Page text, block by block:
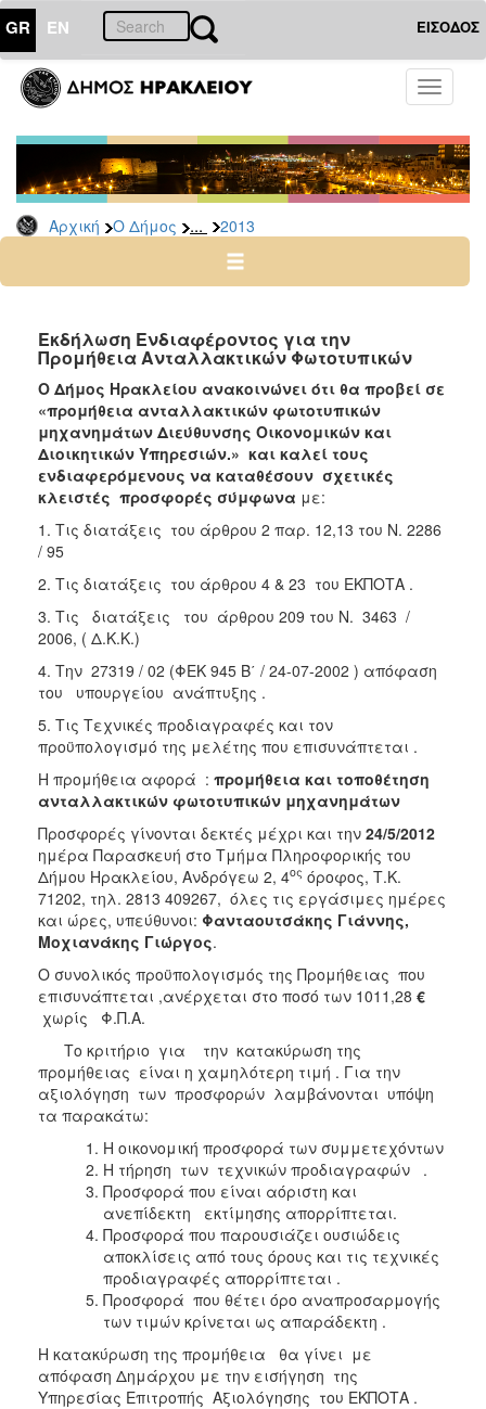
GR EN ΕΙΣΟΔΟΣ
Toggle
Αρχική Ο Δήμος ... 2013
ΔΗΜΟΣ
Διακηρύξεις
Δημοπρασίες
Αρχείο
2025
2023
2022
2021
2020
2019
2018
2017
2016
2015
2013
ΠΟΛΙΤΙΣΜΟΣ
ΑΝΘΕΚΤΙΚΗ
ΠΟΛΗ
Εκδήλωση Ενδιαφέροντος για την
Προμήθεια Ανταλλακτικών Φωτοτυπικών
Ο Δήμος Ηρακλείου ανακοινώνει ότι θα προβεί σε
«προμήθεια ανταλλακτικών φωτοτυπικών
μηχανημάτων Διεύθυνσης Οικονομικών και
Διοικητικών Υπηρεσιών.» και καλεί τους
ενδιαφερόμενους να καταθέσουν σχετικές
κλειστές προσφορές σύμφωνα με:
1. Τις διατάξεις του άρθρου 2 παρ. 12,13 του Ν. 2286
/ 95
2. Τις διατάξεις του άρθρου 4 & 23 του ΕΚΠΟΤΑ .
3. Τις διατάξεις του άρθρου 209 του Ν. 3463 /
2006, ( Δ.Κ.Κ.)
4. Την 27319 / 02 (ΦΕΚ 945 Β΄ / 24-07-2002 ) απόφαση
του υπουργείου ανάπτυξης .
5. Τις Τεχνικές προδιαγραφές και τον
προϋπολογισμό της μελέτης που επισυνάπτεται .
Η προμήθεια αφορά : προμήθεια και τοποθέτηση
ανταλλακτικών φωτοτυπικών μηχανημάτων
Προσφορές γίνονται δεκτές μέχρι και την 24/5/2012
ημέρα Παρασκευή στο Τμήμα Πληροφορικής του
Δήμου Ηρακλείου, Ανδρόγεω 2, 4ος όροφος, Τ.Κ.
71202, τηλ. 2813 409267, όλες τις εργάσιμες ημέρες
και ώρες, υπεύθυνοι: Φανταουτσάκης Γιάννης,
Μοχιανάκης Γιώργος.
Ο συνολικός προϋπολογισμός της Προμήθειας που
επισυνάπτεται ,ανέρχεται στο ποσό των 1011,28 €
χωρίς Φ.Π.Α.
Το κριτήριο για την κατακύρωση της
προμήθειας είναι η χαμηλότερη τιμή . Για την
αξιολόγηση των προσφορών λαμβάνονται υπόψη
τα παρακάτω:
Η οικονομική προσφορά των συμμετεχόντων
Η τήρηση των τεχνικών προδιαγραφών .
Προσφορά που είναι αόριστη και
ανεπίδεκτη εκτίμησης απορρίπτεται.
Προσφορά που παρουσιάζει ουσιώδεις
αποκλίσεις από τους όρους και τις τεχνικές
προδιαγραφές απορρίπτεται .
Προσφορά που θέτει όρο αναπροσαρμογής
των τιμών κρίνεται ως απαράδεκτη .
Η κατακύρωση της προμήθεια θα γίνει με
απόφαση Δημάρχου με την εισήγηση της
Υπηρεσίας Επιτροπής Αξιολόγησης του ΕΚΠΟΤΑ .